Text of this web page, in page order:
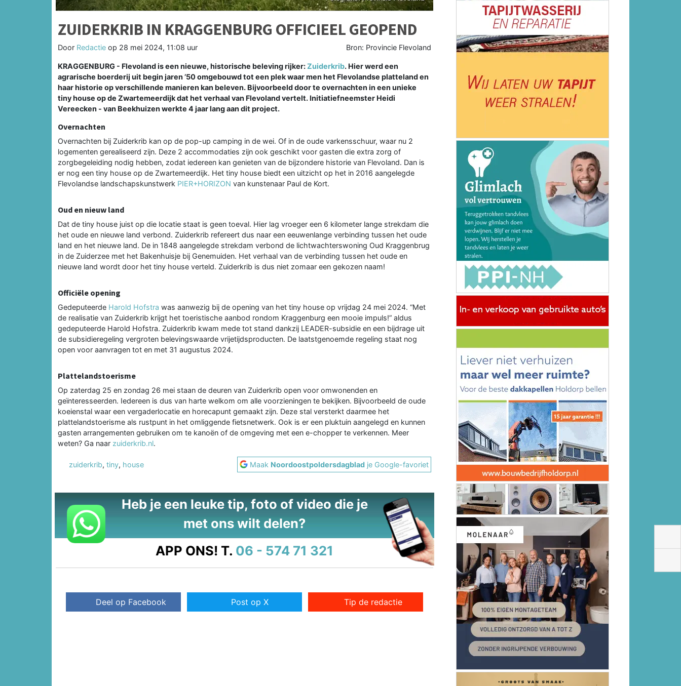
ZUIDERKRIB IN KRAGGENBURG OFFICIEEL GEOPEND
Door Redactie op 28 mei 2024, 11:08 uur Bron: Provincie Flevoland
KRAGGENBURG - Flevoland is een nieuwe, historische beleving rijker:Zuiderkrib. Hier werd een
agrarische boerderij uit begin jaren ’50 omgebouwd tot een plek waar men het Flevolandse platteland en
haar historie op verschillende manieren kan beleven. Bijvoorbeeld door te overnachten in een unieke
tiny house op de Zwartemeerdijk dat het verhaal van Flevoland vertelt. Initiatiefneemster Heidi
Vereecken - van Beekhuizen werkte 4 jaar lang aan dit project.
Overnachten
Overnachten bij Zuiderkrib kan op de pop-up camping in de wei. Of in de oude varkensschuur, waar nu 2
logementen gerealiseerd zijn. Deze 2 accommodaties zijn ook geschikt voor gasten die extra zorg of
zorgbegeleiding nodig hebben, zodat iedereen kan genieten van de bijzondere historie van Flevoland. Dan is
er nog een tiny house op de Zwartemeerdijk. Het tiny house biedt een uitzicht op het in 2016 aangelegde
Flevolandse landschapskunstwerk PIER+HORIZON van kunstenaar Paul de Kort.
Oud en nieuw land
Dat de tiny house juist op die locatie staat is geen toeval. Hier lag vroeger een 6 kilometer lange strekdam die
het oude en nieuwe land verbond. Zuiderkrib refereert dus naar een eeuwenlange verbinding tussen het oude
land en het nieuwe land. De in 1848 aangelegde strekdam verbond de lichtwachterswoning Oud Kraggenbrug
in de Zuiderzee met het Bakenhuisje bij Genemuiden. Het verhaal van de verbinding tussen het oude en
nieuwe land wordt door het tiny house verteld. Zuiderkrib is dus niet zomaar een gekozen naam!
Officiële opening
Gedeputeerde Harold Hofstra was aanwezig bij de opening van het tiny house op vrijdag 24 mei 2024. “Met
de realisatie van Zuiderkrib krijgt het toeristische aanbod rondom Kraggenburg een mooie impuls!” aldus
gedeputeerde Harold Hofstra. Zuiderkrib kwam mede tot stand dankzij LEADER-subsidie en een bijdrage uit
de subsidieregeling vergroten belevingswaarde vrijetijdsproducten. De laatstgenoemde regeling staat nog
open voor aanvragen tot en met 31 augustus 2024.
Plattelandstoerisme
Op zaterdag 25 en zondag 26 mei staan de deuren van Zuiderkrib open voor omwonenden en
geïnteresseerden. Iedereen is dus van harte welkom om alle voorzieningen te bekijken. Bijvoorbeeld de oude
koeienstal waar een vergaderlocatie en horecapunt gemaakt zijn. Deze stal versterkt daarmee het
plattelandstoerisme als rustpunt in het omliggende fietsnetwerk. Ook is er een pluktuin aangelegd en kunnen
gasten arrangementen gebruiken om te kanoën of de omgeving met een e-chopper te verkennen. Meer
weten? Ga naar zuiderkrib.nl.
zuiderkrib, tiny, house Maak Noordoostpoldersdagblad je Google-favoriet
Heb je een leuke tip, foto of video die je
met ons wilt delen?
APP ONS! T. 06 - 574 71 321
Deel op Facebook Post op X Tip de redactie